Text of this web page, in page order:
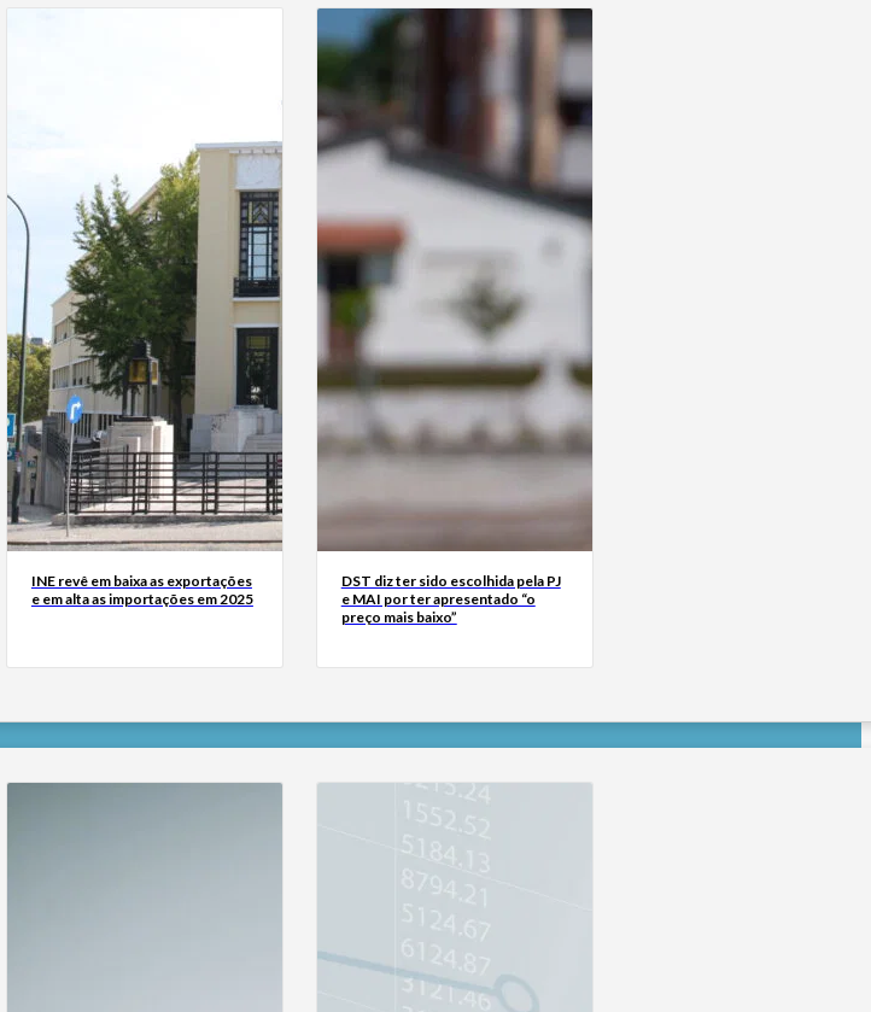
INE revê em baixa as exportações
e em alta as importações em 2025
DST diz ter sido escolhida pela PJ
e MAI por ter apresentado “o
preço mais baixo”